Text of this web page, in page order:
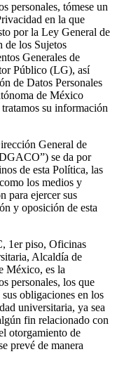
personales, tómese un
en la que
por la Ley General de
de los Sujetos
Generales de
Público (LG), así
de Datos Personales
de México
su información
General de
se da por
de esta Política, las
los medios y
para ejercer sus
y oposición de esta
1er piso, Oficinas
Alcaldía de
México, es la
personales, los que
obligaciones en los
universitaria, ya sea
fin relacionado con
otorgamiento de
prevé de manera